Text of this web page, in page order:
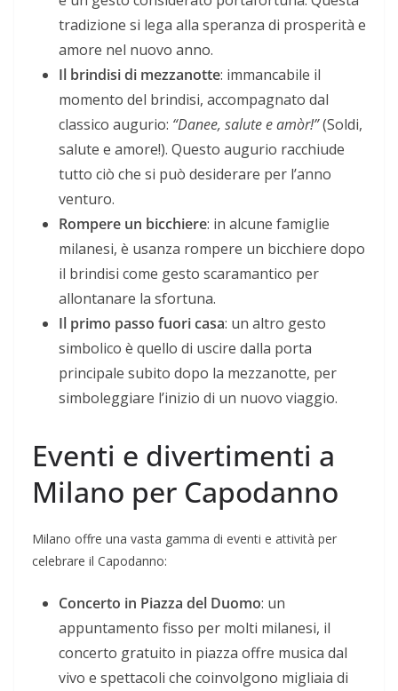
tradizione si lega alla speranza di prosperità e
amore nel nuovo anno.
Il brindisi di mezzanotte: immancabile il
momento del brindisi, accompagnato dal
classico augurio: “Danee, salute e amòr!”(Soldi,
salute e amore!). Questo augurio racchiude
tutto ciò che si può desiderare per l’anno
venturo.
Rompere un bicchiere: in alcune famiglie
milanesi, è usanza rompere un bicchiere dopo
il brindisi come gesto scaramantico per
allontanare la sfortuna.
Il primo passo fuori casa: un altro gesto
simbolico è quello di uscire dalla porta
principale subito dopo la mezzanotte, per
simboleggiare l’inizio di un nuovo viaggio.
Eventi e divertimenti a
Milano per Capodanno
Milano offre una vasta gamma di eventi e attività per
celebrare il Capodanno:
Concerto in Piazza del Duomo: un
appuntamento fisso per molti milanesi, il
concerto gratuito in piazza offre musica dal
vivo e spettacoli che coinvolgono migliaia di